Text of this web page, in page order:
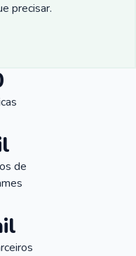
precisar.
de